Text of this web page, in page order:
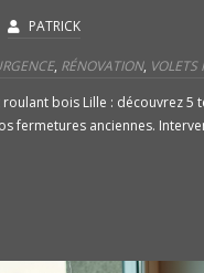
PATRICK
, RÉNOVATION, VOLETS
bois Lille : découvrez 5
fermetures anciennes.